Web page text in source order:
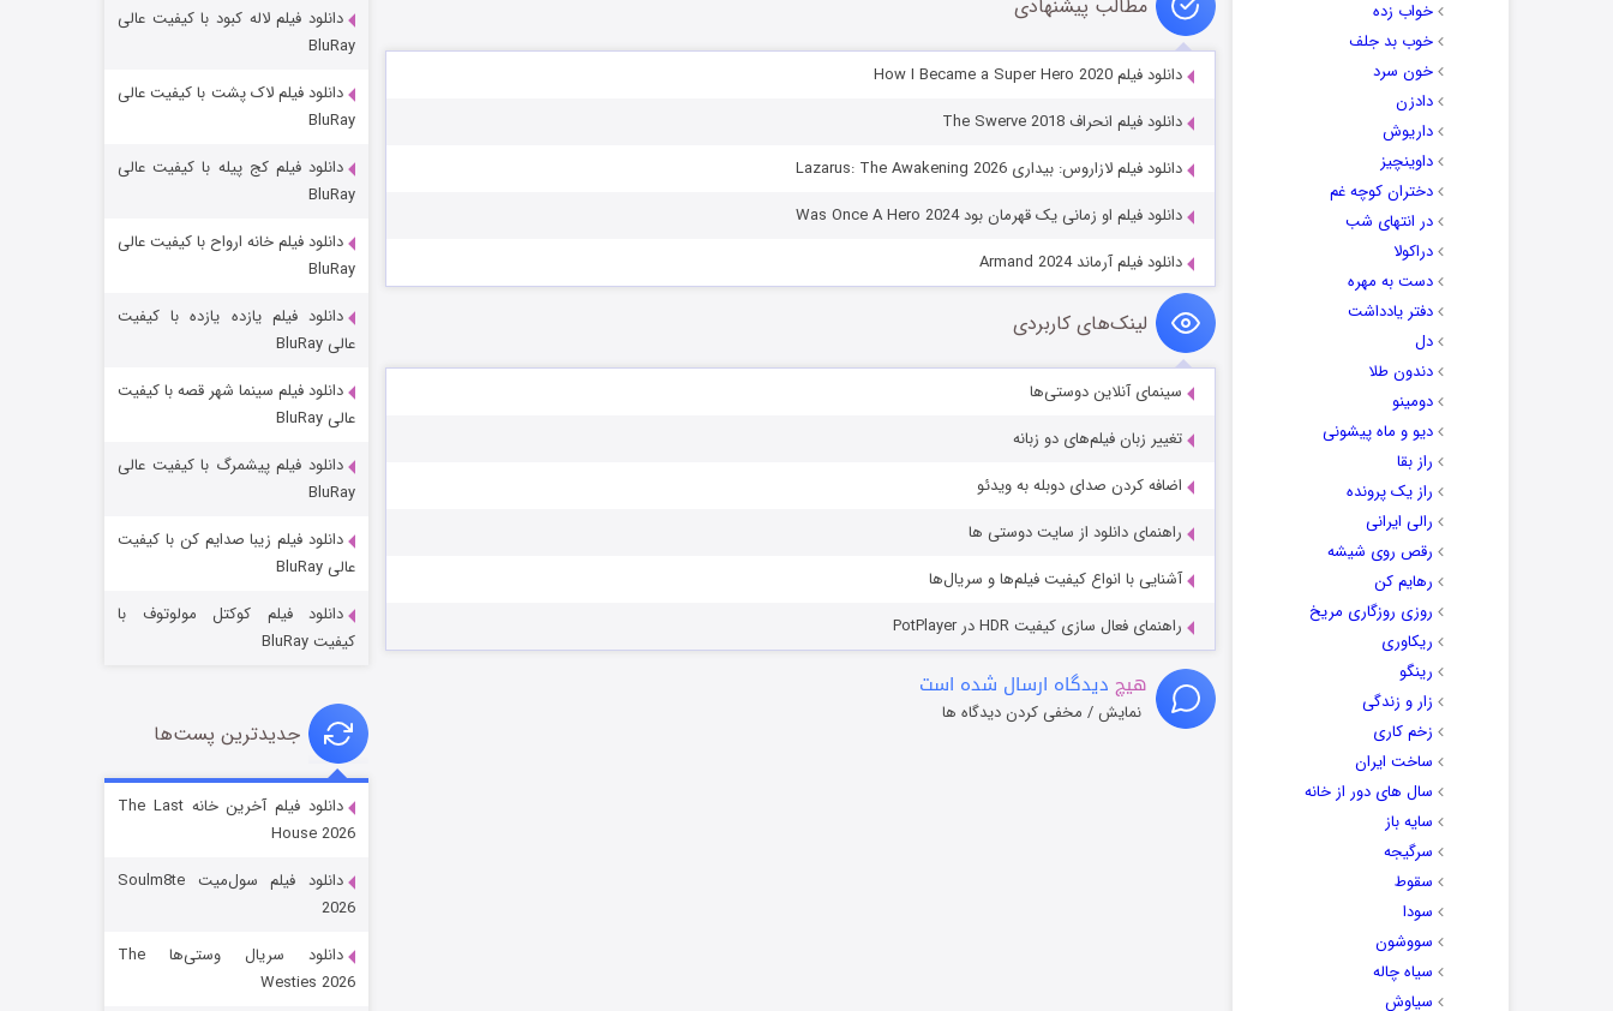
خواب زده
خوب بد جلف
خون سرد
دادزن
داریوش
داوینچیز
دختران کوچه غم
در انتهای شب
دراکولا
دست به مهره
دفتر یادداشت
دل
دندون طلا
دومینو
دیو و ماه پیشونی
راز بقا
راز یک پرونده
رالی ایرانی
رقص روی شیشه
رهایم کن
روزی روزگاری مریخ
ریکاوری
رینگو
زار و زندگی
زخم کاری
ساخت ایران
سال های دور از خانه
سایه باز
سرگیجه
سقوط
سودا
سووشون
سیاه چاله
سیاوش
مطالب پیشنهادی
دانلود فیلم How I Became a Super Hero 2020
دانلود فیلم انحراف The Swerve 2018
دانلود فیلم لازاروس: بیداری Lazarus: The Awakening 2026
دانلود فیلم او زمانی یک قهرمان بود Was Once A Hero 2024
دانلود فیلم آرماند Armand 2024
لینک‌های کاربردی
سینمای آنلاین دوستی‌ها
تغییر زبان فیلم‌های دو زبانه
اضافه کردن صدای دوبله به ویدئو
راهنمای دانلود از سایت دوستی ها
آشنایی با انواع کیفیت فیلم‌ها و سریال‌ها
راهنمای فعال سازی کیفیت HDR در PotPlayer
هیچ دیدگاه ارسال شده است
نمایش / مخفی کردن دیدگاه ها
خاندان اژدها فصل ۳
جادوگری در مغولستان
قسمت
دانلود فیلم لاله کبود با کیفیت عالی
BluRay
دانلود فیلم لاک پشت با کیفیت عالی
BluRay
دانلود فیلم کج‌ پیله با کیفیت عالی
BluRay
دانلود فیلم خانه ارواح با کیفیت عالی
BluRay
دانلود فیلم یازده یازده با کیفیت
عالی BluRay
دانلود فیلم سینما شهر قصه با کیفیت
عالی BluRay
دانلود فیلم پیشمرگ با کیفیت عالی
BluRay
دانلود فیلم زیبا صدایم کن با کیفیت
عالی BluRay
دانلود فیلم کوکتل مولوتوف با
کیفیت BluRay
جدیدترین پست‌ها
دانلود فیلم آخرین خانه The Last
House 2026
دانلود فیلم سول‌میت Soulm8te
2026
دانلود سریال وستی‌ها The
Westies 2026